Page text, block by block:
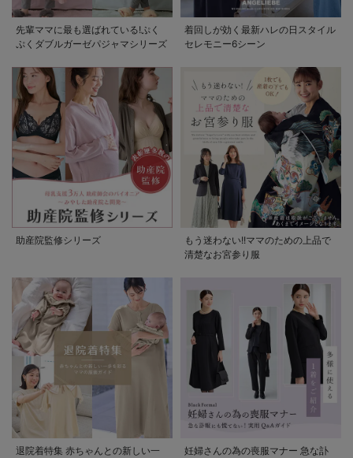
先輩ママに最も選ばれている!ぷく
ぷくダブルガーゼパジャマシリーズ
着回しが効く最新ハレの日スタイル
セレモニー6シーン
助産院監修シリーズ
もう迷わない!!ママのための上品で
清楚なお宮参り服
退院着特集 赤ちゃんとの新しい一
妊婦さんの為の喪服マナー 急な訃